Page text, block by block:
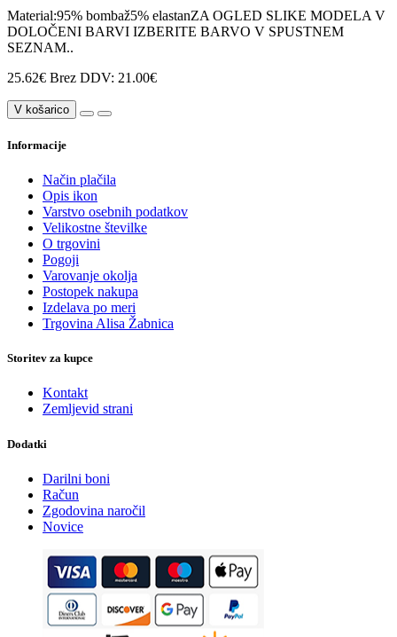
Material:95% bombaž5% elastanZA OGLED SLIKE MODELA V
DOLOČENI BARVI IZBERITE BARVO V SPUSTNEM
SEZNAM..
25.62€ Brez DDV: 21.00€
V košarico
Informacije
Način plačila
Opis ikon
Varstvo osebnih podatkov
Velikostne številke
O trgovini
Pogoji
Varovanje okolja
Postopek nakupa
Izdelava po meri
Trgovina Alisa Žabnica
Storitev za kupce
Kontakt
Zemljevid strani
Dodatki
Darilni boni
Račun
Zgodovina naročil
Novice